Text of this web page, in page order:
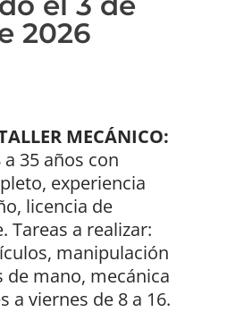
2026
MECÁNICO:
35 años con
experiencia
licencia de
Tareas a realizar:
manipulación
mano, mecánica
a viernes de 8 a 16.